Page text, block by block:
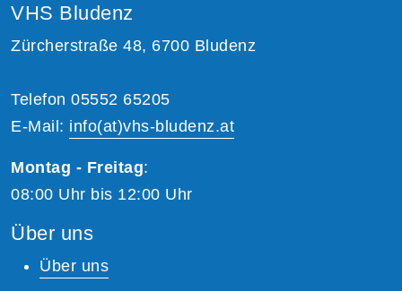
VHS Bludenz
Zürcherstraße 48, 6700 Bludenz
Telefon 05552 65205
E-Mail: info(at)vhs-bludenz.at
Montag - Freitag:
08:00 Uhr bis 12:00 Uhr
Über uns
Über uns